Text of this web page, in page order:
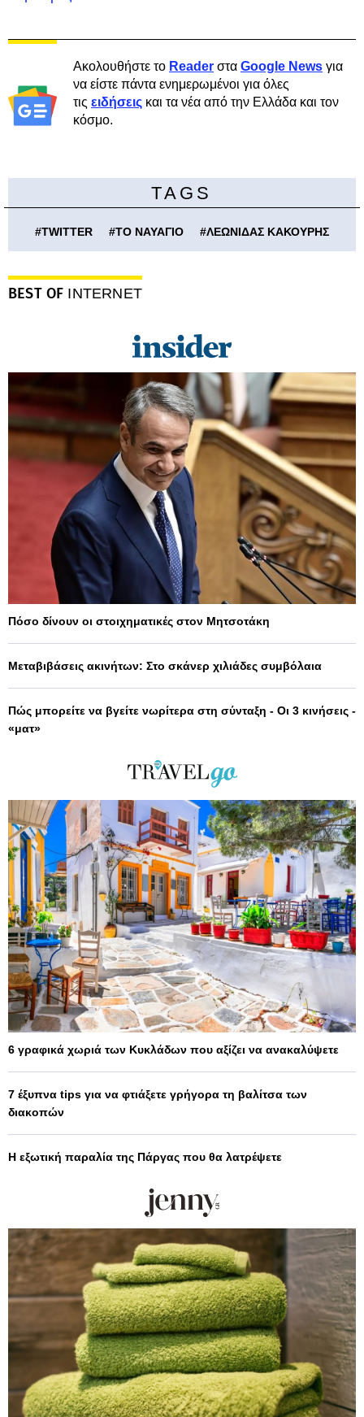
Ακολουθήστε το Reader στα Google News για
να είστε πάντα ενημερωμένοι για όλες
τις ειδήσεις και τα νέα από την Ελλάδα και τον
κόσμο.
TAGS
#TWITTER #ΤΟ ΝΑΥΑΓΙΟ #ΛΕΩΝΙΔΑΣ ΚΑΚΟΥΡΗΣ
BEST OF INTERNET
Πόσο δίνουν οι στοιχηματικές στον Μητσοτάκη
Μεταβιβάσεις ακινήτων: Στο σκάνερ χιλιάδες συμβόλαια
Πώς μπορείτε να βγείτε νωρίτερα στη σύνταξη - Οι 3 κινήσεις -
«ματ»
6 γραφικά χωριά των Κυκλάδων που αξίζει να ανακαλύψετε
7 έξυπνα tips για να φτιάξετε γρήγορα τη βαλίτσα των
διακοπών
Η εξωτική παραλία της Πάργας που θα λατρέψετε